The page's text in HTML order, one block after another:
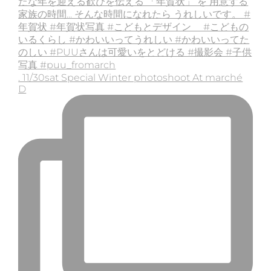
. 11/30sat Special Winter photoshoot At marché
D